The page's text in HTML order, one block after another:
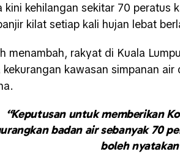
kini kehilangan sekitar 70 peratus
kilat setiap kali hujan lebat
menambah, rakyat di Kuala
kekurangan kawasan simpanan
“Keputusan untuk memberikan
badan air sebanyak 70
boleh